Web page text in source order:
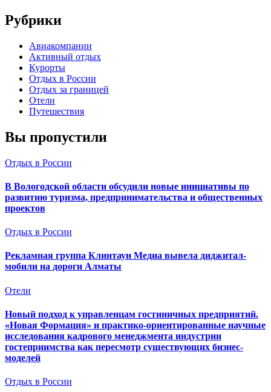
Рубрики
Авиакомпании
Активный отдых
Курорты
Отдых в России
Отдых за границей
Отели
Путешествия
Вы пропустили
Отдых в России
В Вологодской области обсудили новые инициативы по
развитию туризма, предпринимательства и общественных
проектов
Отдых в России
Рекламная группа Клинтаун Медиа вывела диджитал-
мобили на дороги Алматы
Отели
Новый подход к управленцам гостиничных предприятий.
«Новая Формация» и практико-ориентированные научные
исследования кадрового менеджмента индустрии
гостеприимства как пересмотр существующих бизнес-
моделей
Отдых в России